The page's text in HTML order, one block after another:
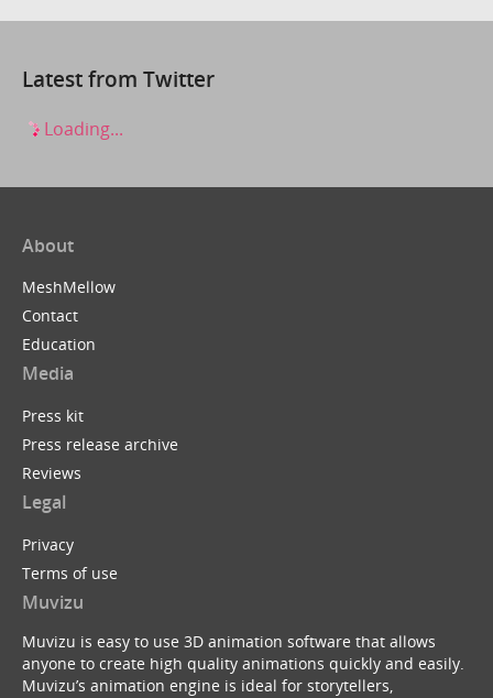
Latest from Twitter
Loading...
About
MeshMellow
Contact
Education
Media
Press kit
Press release archive
Reviews
Legal
Privacy
Terms of use
Muvizu
Muvizu is easy to use 3D animation software that allows
anyone to create high quality animations quickly and easily.
Muvizu’s animation engine is ideal for storytellers,